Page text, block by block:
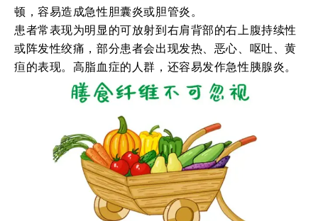
顿，容易造成急性胆囊炎或胆管炎。
患者常表现为明显的可放射到右肩背部的右上腹持续性
或阵发性绞痛，部分患者会出现发热、恶心、呕吐、黄
疸的表现。 高脂血症的人群，还容易发作急性胰腺炎。